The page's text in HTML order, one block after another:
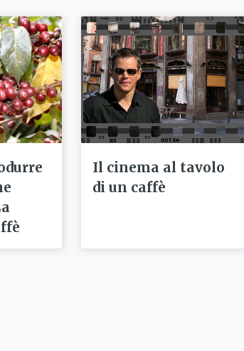
Il cinema al tavolo
di un caffè